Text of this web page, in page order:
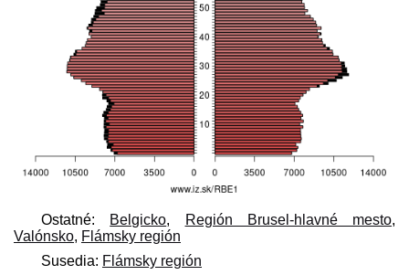
Ostatné: Belgicko, Región Brusel-hlavné mesto,
Valónsko, Flámsky región
Susedia: Flámsky región